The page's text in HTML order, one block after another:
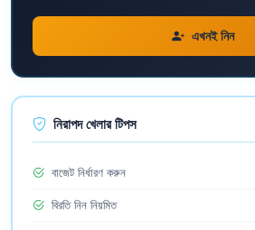
এখনই নিন
নিরাপদ খেলার টিপস
বাজেট নির্ধারণ করুন
বিরতি নিন নিয়মিত